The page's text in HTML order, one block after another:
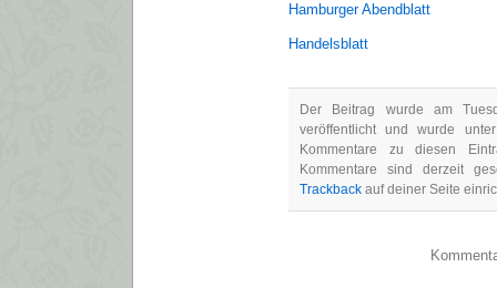
Hamburger Abendblatt
Handelsblatt
Der Beitrag wurde am
veröffentlicht und wurde
Kommentare zu diesen
Kommentare sind derzeit
Trackback auf deiner Seite